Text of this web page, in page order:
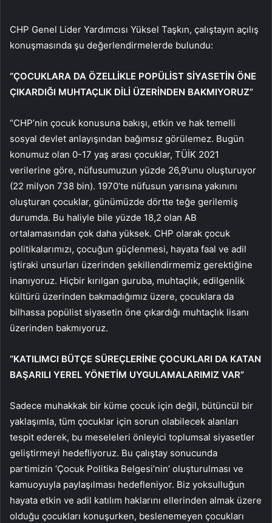
CHP Genel Lider Yardımcısı Yüksel Taşkın, çalıştayın açılış
konuşmasında şu değerlendirmelerde bulundu:
“ÇOCUKLARA DA ÖZELLİKLE POPÜLİST SİYASETİN ÖNE
ÇIKARDIĞI MUHTAÇLIK DİLİ ÜZERİNDEN BAKMIYORUZ”
“CHP’nin çocuk konusuna bakışı, etkin ve hak temelli
sosyal devlet anlayışından bağımsız görülemez. Bugün
konumuz olan 0-17 yaş arası çocuklar, TÜİK 2021
verilerine göre, nüfusumuzun yüzde 26,9’unu oluşturuyor
(22 milyon 738 bin). 1970’te nüfusun yarısına yakınını
oluşturan çocuklar, günümüzde dörtte teğe gerilemiş
durumda. Bu haliyle bile yüzde 18,2 olan AB
ortalamasından çok daha yüksek. CHP olarak çocuk
politikalarımızı, çocuğun güçlenmesi, hayata faal ve adil
iştiraki unsurları üzerinden şekillendirmemiz gerektiğine
inanıyoruz. Hiçbir kırılgan guruba, muhtaçlık, edilgenlik
kültürü üzerinden bakmadığımız üzere, çocuklara da
bilhassa popülist siyasetin öne çıkardığı muhtaçlık lisanı
üzerinden bakmıyoruz.
“KATILIMCI BÜTÇE SÜREÇLERİNE ÇOCUKLARI DA KATAN
BAŞARILI YEREL YÖNETİM UYGULAMALARIMIZ VAR”
Sadece muhakkak bir küme çocuk için değil, bütüncül bir
yaklaşımla, tüm çocuklar için sorun olabilecek alanları
tespit ederek, bu meseleleri önleyici toplumsal siyasetler
geliştirmeyi hedefliyoruz. Bu çalıştay sonucunda
partimizin ‘Çocuk Politika Belgesi’nin’ oluşturulması ve
kamuoyuyla paylaşılması hedefleniyor. Biz yoksulluğun
hayata etkin ve adil katılım haklarını ellerinden almak üzere
olduğu çocukları konuşurken, beslenemeyen çocukları